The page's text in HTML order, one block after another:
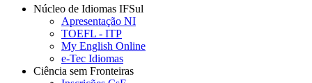
Núcleo de Idiomas IFSul
Apresentação NI
TOEFL - ITP
My English Online
e-Tec Idiomas
Ciência sem Fronteiras